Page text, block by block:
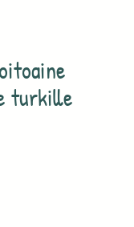
turkille